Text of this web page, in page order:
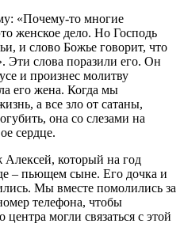
«Почему-то многие
женское дело. Но Господь
и слово Божье говорит, что
Эти слова поразили его. Он
и произнес молитву
его жена. Когда мы
а все зло от сатаны,
она со слезами на
сердце.
Алексей, который на год
– пьющем сыне. Его дочка и
Мы вместе помолились за
телефона, чтобы
могли связаться с этой